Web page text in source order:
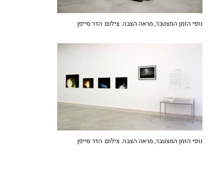
נופי הזמן המצטבר, מראה הצבה. צילום: הדר סייפן
נופי הזמן המצטבר, מראה הצבה. צילום: הדר סייפן